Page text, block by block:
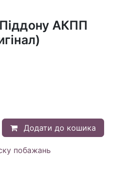
АКПП
Додати до кошика
побажань